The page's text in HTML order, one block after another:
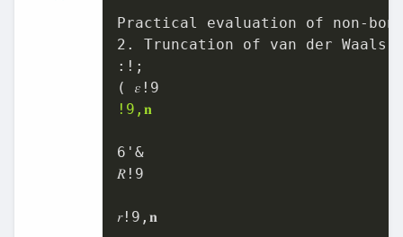
Practical evaluation of non-
2. Truncation of van der
:!;
!9,𝐧
6'&
𝑅!9
𝑟!9,𝐧